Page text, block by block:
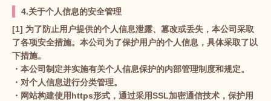
4.关于个人信息的安全管理
[1] 为了防止用户提供的个人信息泄露、篡改或丢失，本公司采取
了各项安全措施。本公司为了保护用户的个人信息，具体采取了以
下措施。
・本公司制定并实施有关个人信息保护的内部管理制度和规定。
・对个人信息进行分类管理。
・网站构建使用https形式，通过采用SSL加密通信技术，保护用